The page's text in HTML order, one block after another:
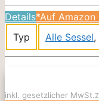
Details*Auf Amazon
Typ
Alle Sessel,
inkl. gesetzlicher MwSt.